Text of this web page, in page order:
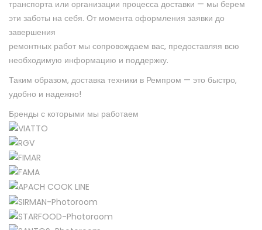
транспорта или организации процесса доставки — мы берем
эти заботы на себя. От момента оформления заявки до
завершения
ремонтных работ мы сопровождаем вас, предоставляя всю
необходимую информацию и поддержку.
Таким образом, доставка техники в Ремпром — это быстро,
удобно и надежно!
Бренды с которыми мы работаем​